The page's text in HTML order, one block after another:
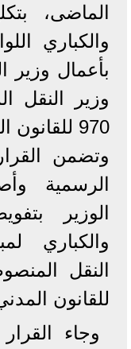
الماضى،
والكباري
بأعمال وزير
وزير النقل
970 للقانون المدني.
وتضمن
الرسمية
الوزير
والكباري
للقانون
وجاء